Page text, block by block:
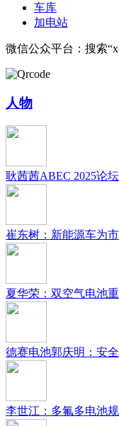
车库
加电站
微信公众平台：搜索
人物
耿茜茜ABEC 2025论
崔东树：新能源车为
夏华荣：双空气电池
德赛电池郭庆明：安
李世江：多氟多电池